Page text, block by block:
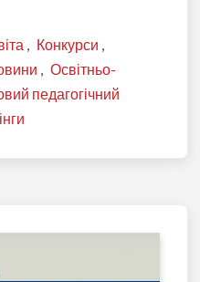
Конкурси
Освітньо-
педагогічний